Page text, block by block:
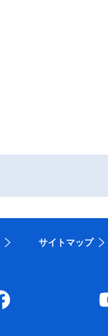
サイトマップ